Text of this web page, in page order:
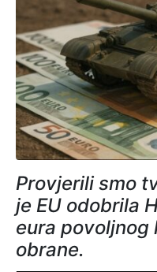
Provjerili smo
je EU odobrila
eura povoljnog
obrane.